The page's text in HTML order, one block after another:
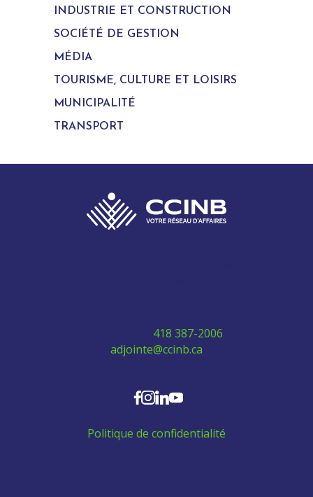
INDUSTRIE ET CONSTRUCTION
SOCIÉTÉ DE GESTION
MÉDIA
TOURISME, CULTURE ET LOISIRS
MUNICIPALITÉ
TRANSPORT
418 387-2006
adjointe@ccinb.ca
Politique de confidentialité